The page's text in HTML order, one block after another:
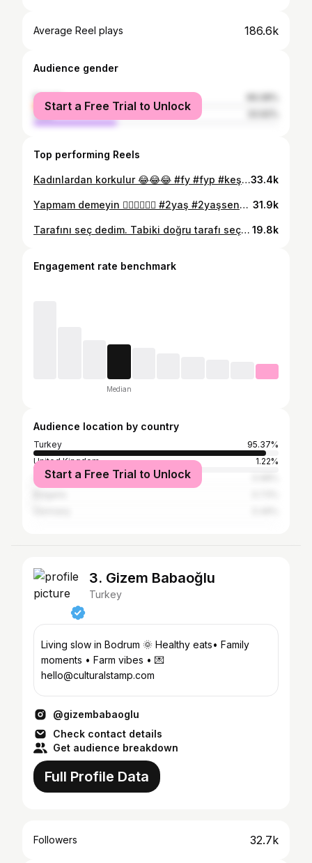
Average Reel plays 186.6k
Audience gender
female
male
Start a Free Trial to Unlock
Top performing Reels
Kadınlardan korkulur 😂😂😂 #fy #fyp #keşfetteyiz #benionecikar #kesfet #aile #kocam #virelvideo #viralvideo #viral #réel #reels #reelinstagram #komikvideo33.4k
Yapmam demeyin 🤦🏻‍♀️🤷🏻‍♀️ #2yaş #2yaşsendromu #annelik #reelsinstagram #kesfet #reels #komikvideolar #ağlayanbebek 31.9k
Tarafını seç dedim. Tabiki doğru tarafı seçti ❤️💛💙 😂😂😂 #mac #fener #gs #fb #bjk #viralreels #viralvideo #viral #reelsinstagram #kesfet #keşfet #kesfetteyiz #keşfetteyiz #reels #komikvideolar #komik #aile #loveislove #aşk #fyp #weareclean 19.8k
Engagement rate benchmark
Median
Audience location by country
Turkey
95.37%
United Kingdom
1.22%
Cyprus
Start a Free Trial to Unlock
3. Gizem Babaoğlu
Turkey
Living slow in Bodrum 🌞 Healthy eats• Family
moments • Farm vibes • 💌
hello@culturalstamp.com
@gizembabaoglu
Check contact details
Get audience breakdown
Full Profile Data
Followers 32.7k